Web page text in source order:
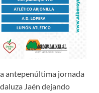
antepenúltima jornada
Jaén dejando